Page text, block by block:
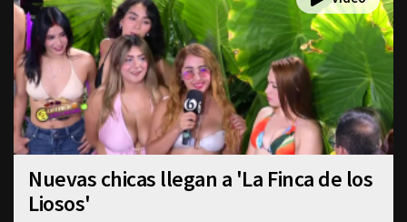
Nuevas chicas llegan a 'La Finca de los
Liosos'